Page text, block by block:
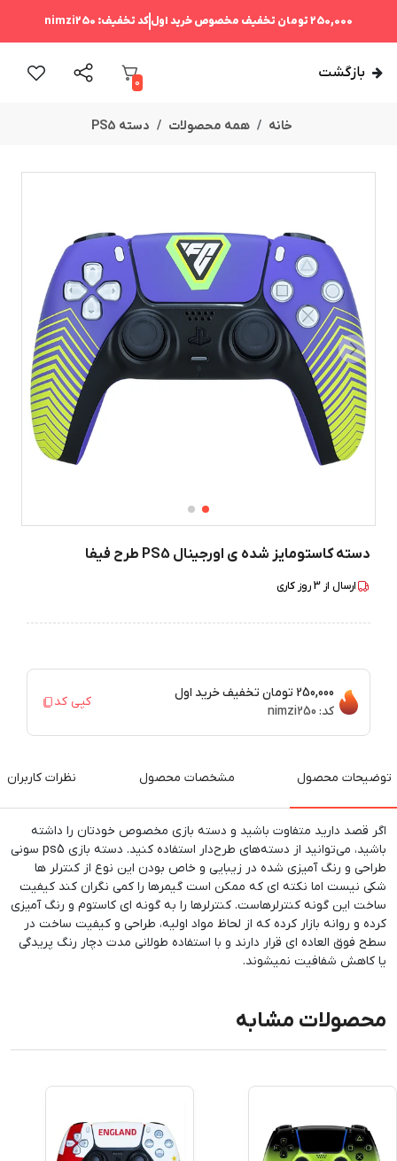
250,000 تومان تخفیف مخصوص خرید اولکد تخفیف: nimzi250
بازگشت
0
خانه همه محصولات دسته PS5
دسته کاستومایز شده ی اورجینال PS5 طرح فیفا
ارسال از 3روز کاری
250,000 تومان
تخفیف خرید اول
کد: nimzi250
کپی کد
توضیحات محصول مشخصات محصول نظرات کاربران
اگر قصد دارید متفاوت باشید و دسته بازی مخصوص خودتان را داشته
باشید، می‌توانید از دسته‌های طرح‌دار استفاده کنید. دسته بازی ps5 سونی
طراحی و رنگ آمیزی شده در زیبایی و خاص بودن این نوع از کنترلر ها
شکی نیست اما نکته ای که ممکن است گیمرها را کمی نگران کند کیفیت
ساخت این گونه کنترلرهاست. کنترلرها را به گونه ای کاستوم و رنگ آمیزی
کرده و روانه بازار کرده که از لحاظ مواد اولیه، طراحی و کیفیت ساخت در
سطح فوق العاده ای قرار دارند و با استفاده طولانی مدت دچار رنگ پریدگی
یا کاهش شفافیت نمیشوند.
محصولات مشابه